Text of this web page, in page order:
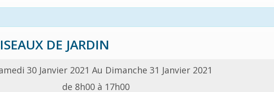
DE JARDIN
30 Janvier 2021 Au Dimanche 31 Janvier 2021
de 8h00 à 17h00